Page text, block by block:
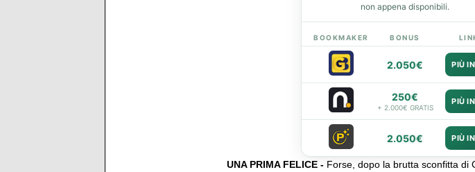
non appena disponibili.
BOOKMAKER BONUS
2.050€ PIÙ
250€
+ 2.000€ GRATIS
PIÙ
2.050€ PIÙ
UNA PRIMA FELICE - Forse, dopo la brutta sconfitta di